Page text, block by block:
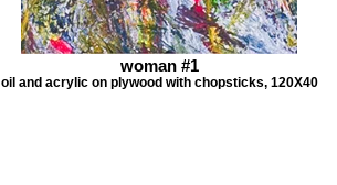
woman #1
oil and acrylic on plywood with chopsticks, 120X40